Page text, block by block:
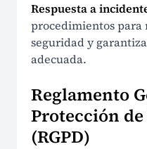
Respuesta a
procedimientos para
seguridad y
adecuada.
Reglamento
Protección de
(RGPD)